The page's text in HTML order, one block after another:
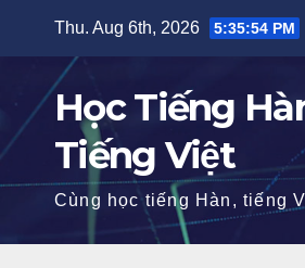
content
Thu. Aug 6th, 2026 5:35:55 PM
Học Tiếng
Tiếng Việt
Cùng học tiếng Hàn, tiếng